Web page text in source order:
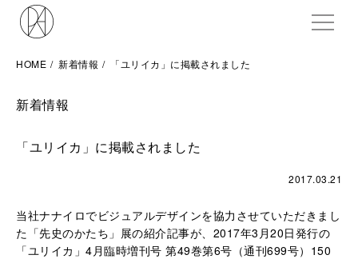
HOME 新着情報 「ユリイカ」に掲載されました
新着情報
「ユリイカ」に掲載されました
2017.03.21
当社ナナイロでビジュアルデザインを協力させていただきまし
た「先史のかたち」展の紹介記事が、2017年3月20日発行の
「ユリイカ」4月臨時増刊号 第49巻第6号（通刊699号）150